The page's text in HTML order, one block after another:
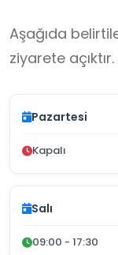
Aşağıda
ziyarete açıktır.
Pazartesi
Kapalı
Salı
09:00 - 17:30